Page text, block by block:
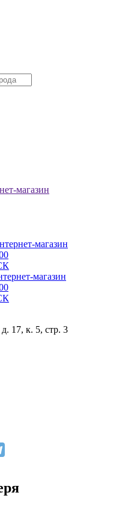
магазин
магазин
магазин
17, к. 5, стр. 3